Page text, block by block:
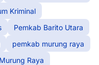
Kriminal
Pemkab Barito Utara
pemkab murung raya
Raya